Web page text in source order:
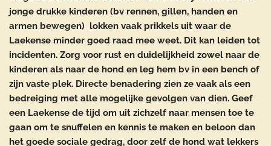
jonge drukke kinderen (bv rennen, gillen, handen en
armen bewegen) lokken vaak prikkels uit waar de
Laekense minder goed raad mee weet. Dit kan leiden tot
incidenten. Zorg voor rust en duidelijkheid zowel naar de
kinderen als naar de hond en leg hem bv in een bench of
zijn vaste plek. Directe benadering zien ze vaak als een
bedreiging met alle mogelijke gevolgen van dien. Geef
een Laekense de tijd om uit zichzelf naar mensen toe te
gaan om te snuffelen en kennis te maken en beloon dan
het goede sociale gedrag, door zelf de hond wat lekkers